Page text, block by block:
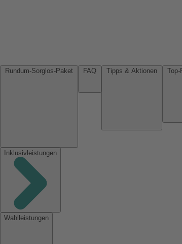
Inklusivleistungen
Wahlleistungen